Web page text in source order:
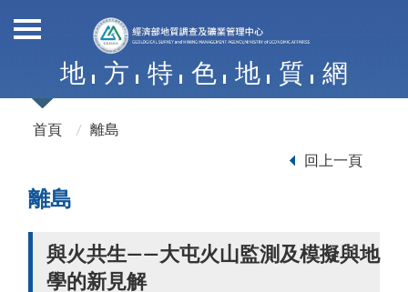
地 方 特 色 地 質 網
首頁 離島
回上一頁
離島
與火共生——大屯火山監測及模擬與地
學的新見解